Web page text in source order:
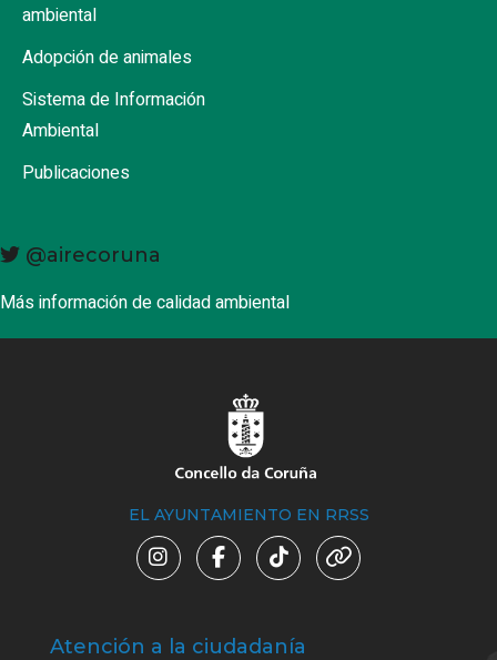
ambiental
Adopción de animales
Sistema de Información
Ambiental
Publicaciones
@airecoruna
Más información de calidad ambiental
EL AYUNTAMIENTO EN RRSS
Atención a la ciudadanía